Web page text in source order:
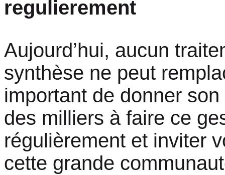
Aujourd’hui, aucun
synthèse ne peut
important de donner
des milliers à faire ce
régulièrement et inviter
cette grande